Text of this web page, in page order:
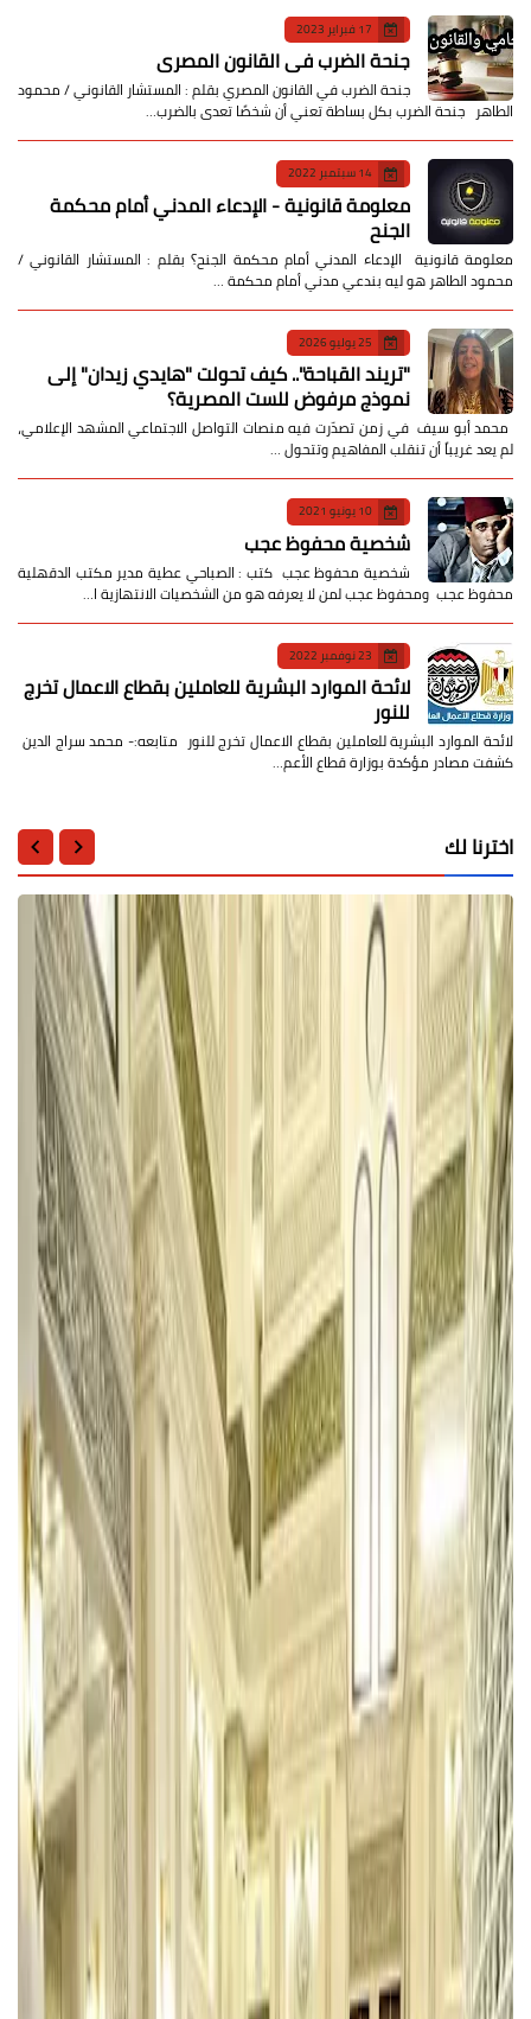
17 فبراير 2023
جنحة الضرب في القانون المصري
جنحة الضرب في القانون المصري بقلم : المستشار القانوني / محمود
الطاهر جنحة الضرب بكل بساطة تعني أن شخصًا تعدى بالضرب…
14 سبتمبر 2022
معلومة قانونية - الإدعاء المدني أمام محكمة
الجنح
معلومة قانونية الإدعاء المدني أمام محكمة الجنح؟ بقلم : المستشار القانوني /
محمود الطاهر هو ليه بندعي مدني أمام محكمة …
25 يوليو 2026
​"تريند القباحة".. كيف تحولت "هايدي زيدان" إلى
نموذج مرفوض للست المصرية؟
​ محمد أبو سيف ​في زمن تصدّرت فيه منصات التواصل الاجتماعي المشهد الإعلامي،
لم يعد غريباً أن تنقلب المفاهيم وتتحول …
10 يونيو 2021
شخصية محفوظ عجب
شخصية محفوظ عجب كتب : الصباحي عطية مدير مكتب الدقهلية
محفوظ عجب ومحفوظ عجب لمن لا يعرفه هو من الشخصيات الانتهازية ا…
23 نوفمبر 2022
لائحة الموارد البشرية للعاملين بقطاع الاعمال تخرج
للنور
لائحة الموارد البشرية للعاملين بقطاع الاعمال تخرج للنور متابعه:- محمد سراج الدين
كشفت مصادر مؤكدة بوزارة قطاع الأعم…
اخترنا لك